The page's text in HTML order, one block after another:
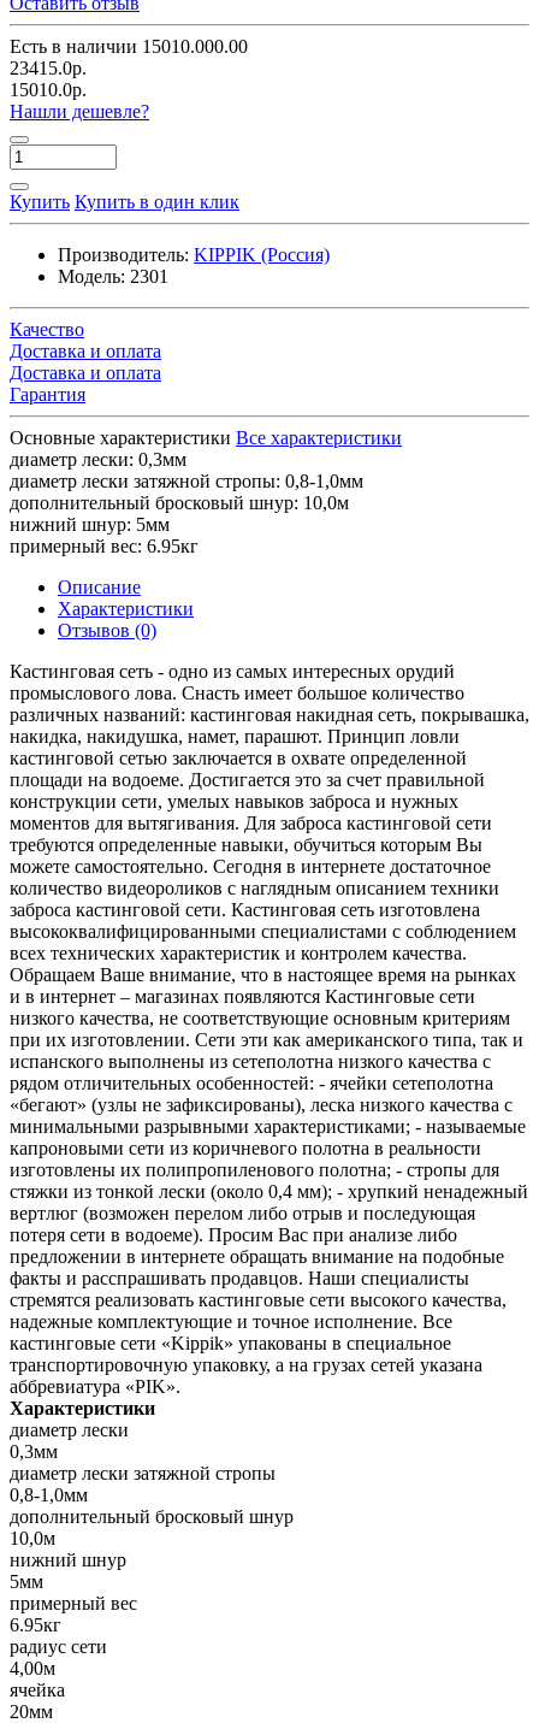
Есть в наличии 15010.000.00
23415.0р.
15010.0р.
Нашли дешевле?
Купить Купить в один клик
Производитель: KIPPIK (Россия)
Модель: 2301
Качество
Доставка и оплата
Доставка и оплата
Гарантия
Основные характеристики Все характеристики
диаметр лески: 0,3мм
диаметр лески затяжной стропы: 0,8-1,0мм
дополнительный бросковый шнур: 10,0м
нижний шнур: 5мм
примерный вес: 6.95кг
Описание
Характеристики
Отзывов (0)
Кастинговая сеть - одно из самых интересных орудий
промыслового лова. Снасть имеет большое количество
различных названий: кастинговая накидная сеть, покрывашка,
накидка, накидушка, намет, парашют. Принцип ловли
кастинговой сетью заключается в охвате определенной
площади на водоеме. Достигается это за счет правильной
конструкции сети, умелых навыков заброса и нужных
моментов для вытягивания. Для заброса кастинговой сети
требуются определенные навыки, обучиться которым Вы
можете самостоятельно. Сегодня в интернете достаточное
количество видеороликов с наглядным описанием техники
заброса кастинговой сети. Кастинговая сеть изготовлена
высококвалифицированными специалистами с соблюдением
всех технических характеристик и контролем качества.
Обращаем Ваше внимание, что в настоящее время на рынках
и в интернет – магазинах появляются Кастинговые сети
низкого качества, не соответствующие основным критериям
при их изготовлении. Сети эти как американского типа, так и
испанского выполнены из сетеполотна низкого качества с
рядом отличительных особенностей: - ячейки сетеполотна
«бегают» (узлы не зафиксированы), леска низкого качества с
минимальными разрывными характеристиками; - называемые
капроновыми сети из коричневого полотна в реальности
изготовлены их полипропиленового полотна; - стропы для
стяжки из тонкой лески (около 0,4 мм); - хрупкий ненадежный
вертлюг (возможен перелом либо отрыв и последующая
потеря сети в водоеме). Просим Вас при анализе либо
предложении в интернете обращать внимание на подобные
факты и расспрашивать продавцов. Наши специалисты
стремятся реализовать кастинговые сети высокого качества,
надежные комплектующие и точное исполнение. Все
кастинговые сети «Kippik» упакованы в специальное
транспортировочную упаковку, а на грузах сетей указана
аббревиатура «PIK».
Характеристики
диаметр лески
0,3мм
диаметр лески затяжной стропы
0,8-1,0мм
дополнительный бросковый шнур
10,0м
нижний шнур
5мм
примерный вес
6.95кг
радиус сети
4,00м
ячейка
20мм